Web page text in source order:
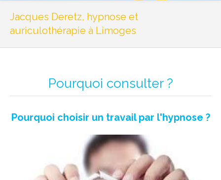
Jacques Deretz, hypnose et
auriculothérapie à Limoges
Pourquoi consulter ?
Pourquoi choisir un travail par l'hypnose ?